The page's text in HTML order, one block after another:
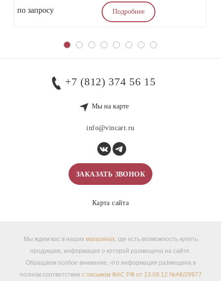
по запросу Подробнее
+7 (812) 374 56 15
Мы на карте
info@vincart.ru
ЗАКАЗАТЬ ЗВОНОК
Карта сайта
Мы ждем вас в наших магазинах, где есть возможность купить
продукцию, информация о которой размещена на сайте.
Обращаем особое внимание, что информация размещена в
полном соответствии с письмом ФАС РФ от 13.09.12 №АК/29977